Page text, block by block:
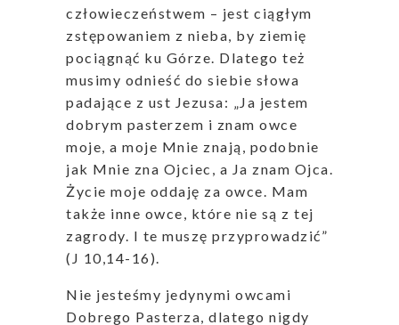
człowieczeństwem – jest ciągłym
zstępowaniem z nieba, by ziemię
pociągnąć ku Górze. Dlatego też
musimy odnieść do siebie słowa
padające z ust Jezusa: „Ja jestem
dobrym pasterzem i znam owce
moje, a moje Mnie znają, podobnie
jak Mnie zna Ojciec, a Ja znam Ojca.
Życie moje oddaję za owce. Mam
także inne owce, które nie są z tej
zagrody. I te muszę przyprowadzić”
(J 10,14-16).
Nie jesteśmy jedynymi owcami
Dobrego Pasterza, dlatego nigdy